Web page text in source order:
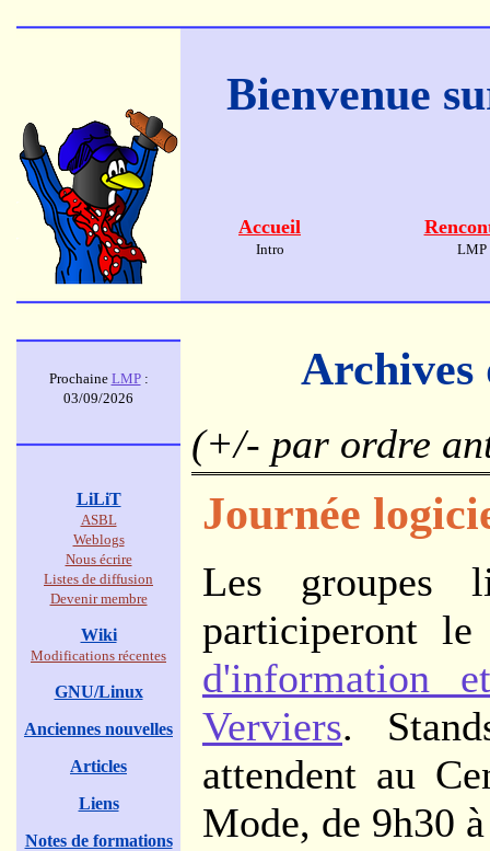
Bienvenue
Accueil
Intro LMP
Archives
(+/- par ordre
Journée
Les groupes
participeront
d'information
Verviers.
attendent au
Mode, de 9h30
Prochaine LMP:
03/09/2026
LiLiT
ASBL
Weblogs
Nous écrire
Listes de diffusion
Devenir membre
Wiki
Modifications récentes
GNU/Linux
Anciennes nouvelles
Articles
Liens
Notes de formations